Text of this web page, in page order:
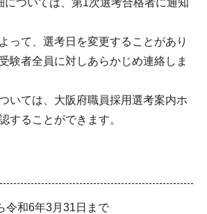
ついては、第1次選考合格者に通知
って、選考日を変更することがあり
験者全員に対しあらかじめ連絡しま
いては、大阪府職員採用選考案内ホ
することができます。
令和6年3月31日まで